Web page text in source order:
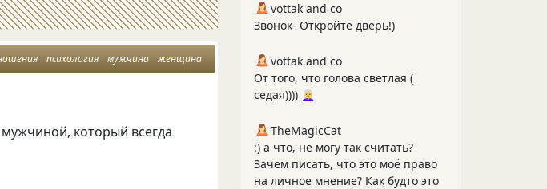
психология мужчина женщина
который всегда
vottak and co
Звонок- Откройте дверь!)
vottak and co
От того, что голова светлая (
седая)))) 👩‍🦳
TheMagicCat
:) а что, не могу так считать?
Зачем писать, что это моё право
на личное мнение? Как будто это